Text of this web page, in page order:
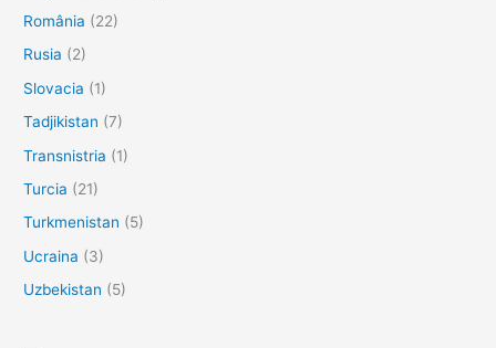
România (22)
Rusia (2)
Slovacia (1)
Tadjikistan (7)
Transnistria (1)
Turcia (21)
Turkmenistan (5)
Ucraina (3)
Uzbekistan (5)